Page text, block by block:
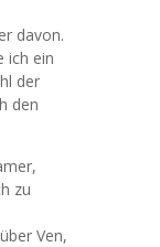
davon.
ich ein
der
den
zu
Ven,